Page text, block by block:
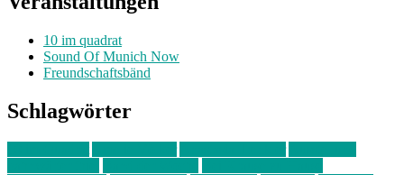
10 im quadrat
Sound Of Munich Now
Freundschaftsbänd
Schlagwörter